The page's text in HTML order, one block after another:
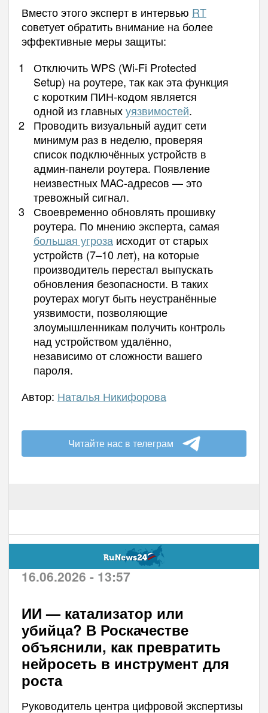
Вместо этого эксперт в интервью RT
советует обратить внимание на более
эффективные меры защиты:
Отключить WPS (Wi-Fi Protected
Setup) на роутере, так как эта функция
с коротким ПИН-кодом является
одной из главныхуязвимостей.
Проводить визуальный аудит сети
минимум раз в неделю, проверяя
список подключённых устройств в
админ-панели роутера. Появление
неизвестных MAC-адресов — это
тревожный сигнал.
Своевременно обновлять прошивку
роутера. По мнению эксперта, самая
большая угроза исходит от старых
устройств (7–10 лет), на которые
производитель перестал выпускать
обновления безопасности. В таких
роутерах могут быть неустранённые
уязвимости, позволяющие
злоумышленникам получить контроль
над устройством удалённо,
независимо от сложности вашего
пароля.
Автор: Наталья Никифорова
Читайте нас в телеграм
16.06.2026 - 13:57
ИИ — катализатор или
убийца? В Роскачестве
объяснили, как превратить
нейросеть в инструмент для
роста
Руководитель центра цифровой экспертизы